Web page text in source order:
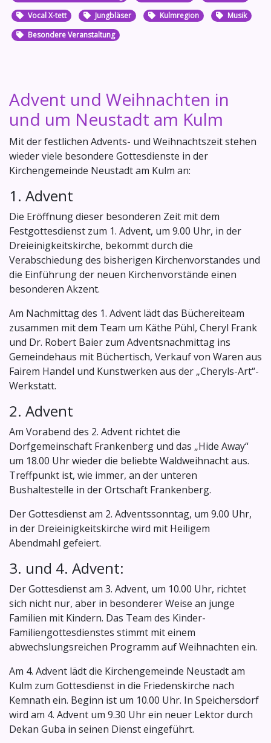
Vocal X-tett
Jungbläser Kulmregion
Musik
Besondere Veranstaltung
Advent und Weihnachten in
und um Neustadt am Kulm
Mit der festlichen Advents- und Weihnachtszeit stehen
wieder viele besondere Gottesdienste in der
Kirchengemeinde Neustadt am Kulm an:
1. Advent
Die Eröffnung dieser besonderen Zeit mit dem
Festgottesdienst zum 1. Advent, um 9.00 Uhr, in der
Dreieinigkeitskirche, bekommt durch die
Verabschiedung des bisherigen Kirchenvorstandes und
die Einführung der neuen Kirchenvorstände einen
besonderen Akzent.
Am Nachmittag des 1. Advent lädt das Büchereiteam
zusammen mit dem Team um Käthe Pühl, Cheryl Frank
und Dr. Robert Baier zum Adventsnachmittag ins
Gemeindehaus mit Büchertisch, Verkauf von Waren aus
Fairem Handel und Kunstwerken aus der „Cheryls-Art“-
Werkstatt.
2. Advent
Am Vorabend des 2. Advent richtet die
Dorfgemeinschaft Frankenberg und das „Hide Away“
um 18.00 Uhr wieder die beliebte Waldweihnacht aus.
Treffpunkt ist, wie immer, an der unteren
Bushaltestelle in der Ortschaft Frankenberg.
Der Gottesdienst am 2. Adventssonntag, um 9.00 Uhr,
in der Dreieinigkeitskirche wird mit Heiligem
Abendmahl gefeiert.
3. und 4. Advent:
Der Gottesdienst am 3. Advent, um 10.00 Uhr, richtet
sich nicht nur, aber in besonderer Weise an junge
Familien mit Kindern. Das Team des Kinder-
Familiengottesdienstes stimmt mit einem
abwechslungsreichen Programm auf Weihnachten ein.
Am 4. Advent lädt die Kirchengemeinde Neustadt am
Kulm zum Gottesdienst in die Friedenskirche nach
Kemnath ein. Beginn ist um 10.00 Uhr. In Speichersdorf
wird am 4. Advent um 9.30 Uhr ein neuer Lektor durch
Dekan Guba in seinen Dienst eingeführt.